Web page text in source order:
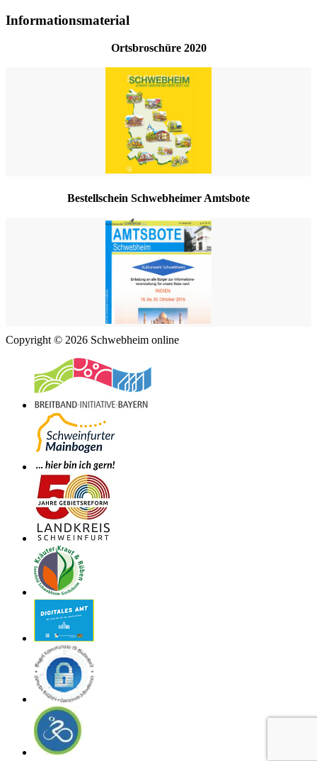
Informationsmaterial
Ortsbroschüre 2020
Bestellschein Schwebheimer Amtsbote
Copyright © 2026 Schwebheim online